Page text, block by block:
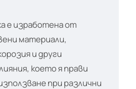
е изработена от
материали,
и други
което я прави
при различни